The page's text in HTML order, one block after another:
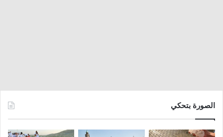
الصورة بتحكي